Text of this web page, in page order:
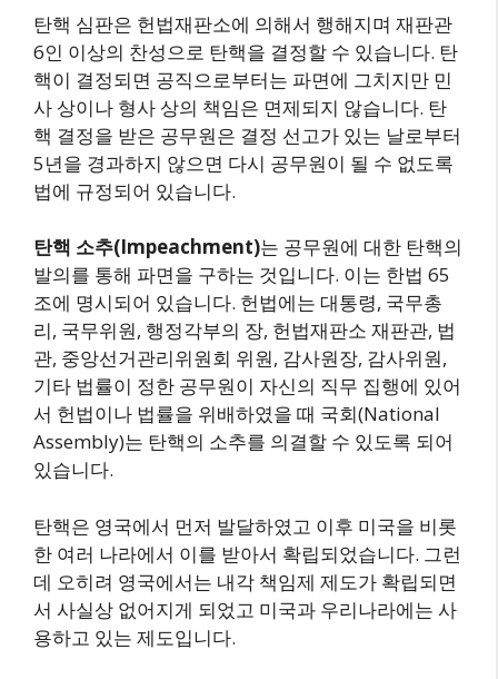
탄핵 심판은 헌법재판소에 의해서 행해지며 재판관
6인 이상의 찬성으로 탄핵을 결정할 수 있습니다. 탄
핵이 결정되면 공직으로부터는 파면에 그치지만 민
사 상이나 형사 상의 책임은 면제되지 않습니다. 탄
핵 결정을 받은 공무원은 결정 선고가 있는 날로부터
5년을 경과하지 않으면 다시 공무원이 될 수 없도록
법에 규정되어 있습니다.
탄핵 소추(Impeachment)는 공무원에 대한 탄핵의
발의를 통해 파면을 구하는 것입니다. 이는 한법 65
조에 명시되어 있습니다. 헌법에는 대통령, 국무총
리, 국무위원, 행정각부의 장, 헌법재판소 재판관, 법
관, 중앙선거관리위원회 위원, 감사원장, 감사위원,
기타 법률이 정한 공무원이 자신의 직무 집행에 있어
서 헌법이나 법률을 위배하였을 때 국회(National
Assembly)는 탄핵의 소추를 의결할 수 있도록 되어
있습니다.
탄핵은 영국에서 먼저 발달하였고 이후 미국을 비롯
한 여러 나라에서 이를 받아서 확립되었습니다. 그런
데 오히려 영국에서는 내각 책임제 제도가 확립되면
서 사실상 없어지게 되었고 미국과 우리나라에는 사
용하고 있는 제도입니다.